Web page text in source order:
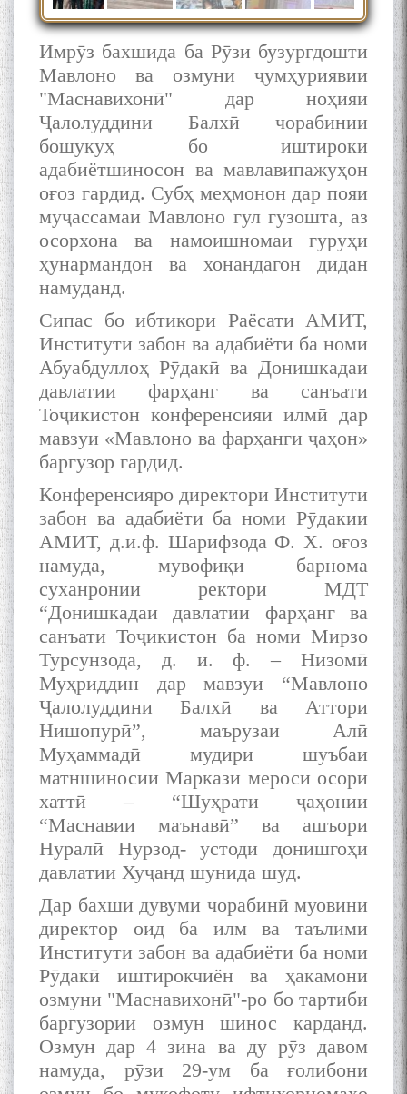
Имрӯз бахшида ба Рӯзи бузургдошти
Мавлоно ва озмуни ҷумҳуриявии
"Маснавихонӣ" дар ноҳияи
Ҷалолуддини Балхӣ чорабинии
бошукуҳ бо иштироки
адабиётшиносон ва мавлавипажуҳон
оғоз гардид. Субҳ меҳмонон дар пояи
муҷассамаи Мавлоно гул гузошта, аз
осорхона ва намоишномаи гуруҳи
ҳунармандон ва хонандагон дидан
намуданд.
Сипас бо ибтикори Раёсати АМИТ,
Институти забон ва адабиёти ба номи
Абуабдуллоҳ Рӯдакӣ ва Донишкадаи
давлатии фарҳанг ва санъати
Тоҷикистон конференсияи илмӣ дар
мавзуи «Мавлоно ва фарҳанги ҷаҳон»
баргузор гардид.
Конференсияро директори Институти
забон ва адабиёти ба номи Рӯдакии
АМИТ, д.и.ф. Шарифзода Ф. Х. оғоз
намуда, мувофиқи барнома
суханронии ректори МДТ
“Донишкадаи давлатии фарҳанг ва
санъати Тоҷикистон ба номи Мирзо
Турсунзода, д. и. ф. – Низомӣ
Муҳриддин дар мавзуи “Мавлоно
Ҷалолуддини Балхӣ ва Аттори
Нишопурӣ”, маърузаи Алӣ
Муҳаммадӣ мудири шуъбаи
матншиносии Маркази мероси осори
хаттӣ – “Шуҳрати ҷаҳонии
“Маснавии маънавӣ” ва ашъори
Нуралӣ Нурзод- устоди донишгоҳи
давлатии Хуҷанд шунида шуд.
Дар бахши дувуми чорабинӣ муовини
директор оид ба илм ва таълими
Институти забон ва адабиёти ба номи
Рӯдакӣ иштирокчиён ва ҳакамони
озмуни "Маснавихонӣ"-ро бо тартиби
баргузории озмун шинос карданд.
Озмун дар 4 зина ва ду рӯз давом
намуда, рӯзи 29-ум ба ғолибони
Дар Академияи миллии
илмҳои Тоҷикистон бахшида
ба 100-солагии мунаққиду
адабиётшинос Соҳиб
Табаров ҳамоиши илмӣ-
назариявӣ баргузор гардид.
МАВЛОНО ҶАЛОЛИДДИНИ
БАЛХӢ БУЗУРГТАРИН
МУТАФАККИР ВА ОРИФИ
ЗАБОНУ АДАБИ ТОҶИК
به عبارت دیگر: گفتگو با مومن
قناعت Mumin Qanoat
Сухбати навқаламон бо
Муъмин Қаноат\Meeting of
young talents with Mumyin
Kanoat
The Persian Gulf Beautiful
poetry from Устод Мумин
Қаноат (Ustod Mumin Qanoat)
and Master Mehryar
Mehrafarin about the conflict
of the name of the Persian
Gulf
Сайри Дарвоз бо Мӯъмин
Қаноат: Чанор ҳам "гап"
мезанад